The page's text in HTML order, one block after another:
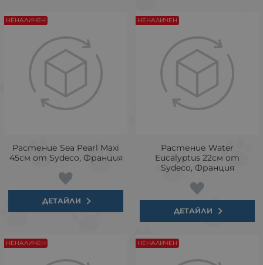
Растение Sea Pearl Maxi
45см от Sydeco, Франция
ДЕТАЙЛИ
НЕНАЛИЧЕН
Растение Water
Eucalyptus 22см от
Sydeco, Франция
ДЕТАЙЛИ
НЕНАЛИЧЕН
НЕНАЛИЧЕН НЕНАЛИЧЕН